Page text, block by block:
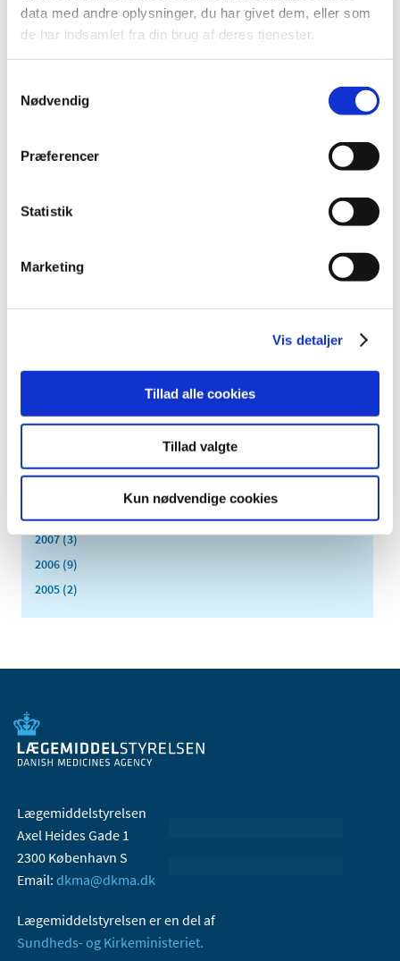
data med andre oplysninger, du har givet dem, eller som
de har indsamlet fra din brug af deres tjenester.
Nødvendig
Præferencer
Statistik
Marketing
Vis detaljer
Tillad alle cookies
Tillad valgte
Kun nødvendige cookies
2017 (36)
2016 (48)
2015 (31)
2013 (45)
november (5)
september (6)
juni (2)
2012 (44)
2010 (7)
2007 (3)
2006 (9)
2005 (2)
Lægemiddelstyrelsen
Axel Heides Gade 1
2300 København S
Email: dkma@dkma.dk
Lægemiddelstyrelsen er en del af
Sundheds- og Kirkeministeriet.